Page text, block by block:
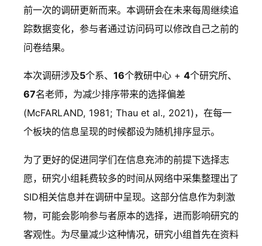
前一次的调研更新而来。本调研会在未来每周继续追
踪数据变化，参与者通过访问码可以修改自己之前的
问卷结果。
本次调研涉及5个系、 16个教研中心 + 4个研究所、
67名老师，为减少排序带来的选择偏差
(McFARLAND, 1981; Thau et al., 2021)，在每一
个板块的信息呈现的时候都设为随机排序显示。
为了更好的促进同学们在信息充沛的前提下选择志
愿，研究小组耗费较多的时间从网络中采集整理出了
SID相关信息并在调研中呈现。这部分信息作为刺激
物，可能会影响参与者原本的选择，进而影响研究的
客观性。为尽量减少这种情况，研究小组首先在资料